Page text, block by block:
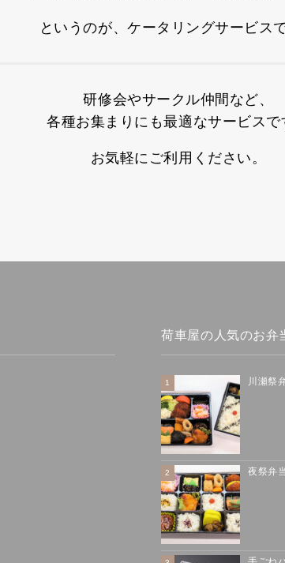
というのが、ケータリングサービスで
研修会やサークル仲間など、
各種お集まりにも最適なサービスで
お気軽にご利用ください。
荷車屋の人気のお弁
川瀬祭
夜祭弁